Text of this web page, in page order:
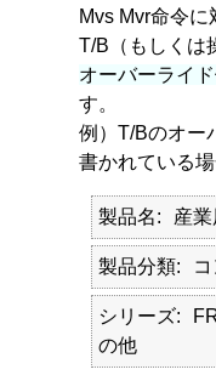
Mvs Mvr命令
T/B（もしくは
オーバーライ
す。
例）T/Bのオー
書かれている
製品名 産
製品分類
シリーズ
の他